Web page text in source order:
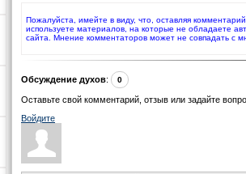
Пожалуйста, имейте в виду, что, оставляя
используете материалов, на которые не обладаете
сайта. Мнение комментаторов может не совпадать с
Обсуждение духов: 0
Оставьте свой комментарий, отзыв или задайте
Войдите